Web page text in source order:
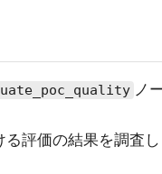
ノ
評価の結果を調査し